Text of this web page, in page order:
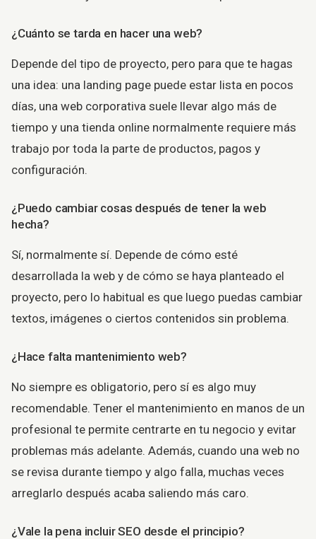
¿Cuánto se tarda en hacer una web?
Depende del tipo de proyecto, pero para que te hagas
una idea: una landing page puede estar lista en pocos
días, una web corporativa suele llevar algo más de
tiempo y una tienda online normalmente requiere más
trabajo por toda la parte de productos, pagos y
configuración.
¿Puedo cambiar cosas después de tener la web
hecha?
Sí, normalmente sí. Depende de cómo esté
desarrollada la web y de cómo se haya planteado el
proyecto, pero lo habitual es que luego puedas cambiar
textos, imágenes o ciertos contenidos sin problema.
¿Hace falta mantenimiento web?
No siempre es obligatorio, pero sí es algo muy
recomendable. Tener el mantenimiento en manos de un
profesional te permite centrarte en tu negocio y evitar
problemas más adelante. Además, cuando una web no
se revisa durante tiempo y algo falla, muchas veces
arreglarlo después acaba saliendo más caro.
¿Vale la pena incluir SEO desde el principio?